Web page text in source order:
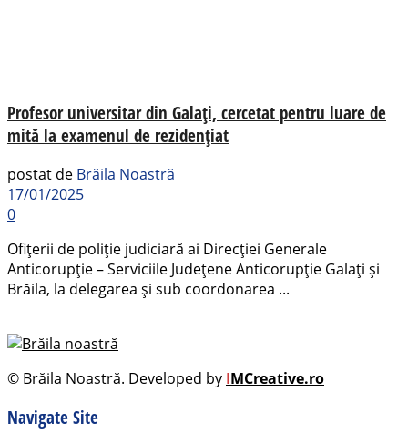
Profesor universitar din Galați, cercetat pentru luare de
mită la examenul de rezidențiat
postat de Brăila Noastră
17/01/2025
0
Ofițerii de poliție judiciară ai Direcției Generale
Anticorupție – Serviciile Județene Anticorupție Galați și
Brăila, la delegarea și sub coordonarea ...
© Brăila Noastră. Developed by IMCreative.ro
Navigate Site